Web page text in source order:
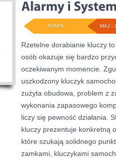
MAJ -
ADMIN
Rzetelne dorabianie kluczy
osób okazuje się bardzo
oczekiwanym momencie.
uszkodzony kluczyk
zużyta obudowa, problem z
wykonania zapasowego
liczy się pewność działania.
kluczy prezentuje konkretną
które szukają solidnego
zamkami, kluczykami